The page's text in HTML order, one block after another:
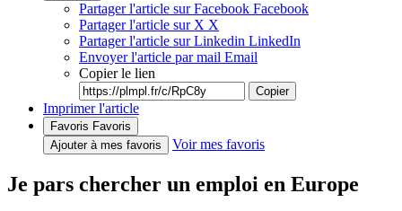
Partager l'article sur Facebook Facebook
Partager l'article sur X X
Partager l'article sur Linkedin LinkedIn
Envoyer l'article par mail Email
Copier le lien
Copier
Imprimer l'article
Favoris Favoris
Ajouter à mes favoris
Voir mes favoris
Je pars chercher un emploi en Europe